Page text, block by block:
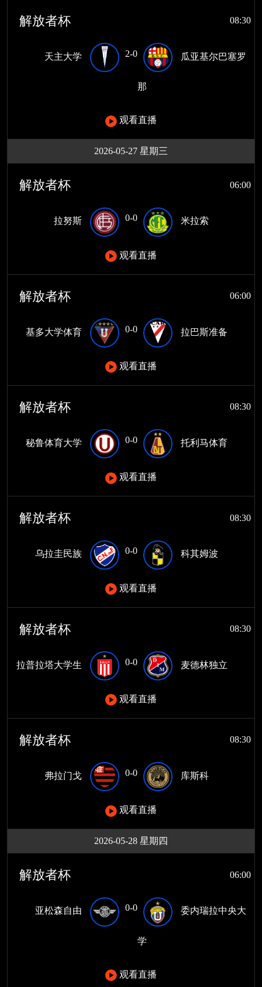
解放者杯 08:30
天主大学 2-0 瓜亚基尔巴塞罗
那
观看直播
2026-05-27 星期三
解放者杯 06:00
拉努斯 0-0 米拉索
观看直播
解放者杯 06:00
基多大学体育 0-0 拉巴斯准备
观看直播
解放者杯 08:30
秘鲁体育大学 0-0 托利马体育
观看直播
解放者杯 08:30
乌拉圭民族 0-0 科其姆波
观看直播
解放者杯 08:30
拉普拉塔大学生 0-0 麦德林独立
观看直播
解放者杯 08:30
弗拉门戈 0-0 库斯科
观看直播
2026-05-28 星期四
解放者杯 06:00
亚松森自由 0-0 委内瑞拉中央大
学
观看直播